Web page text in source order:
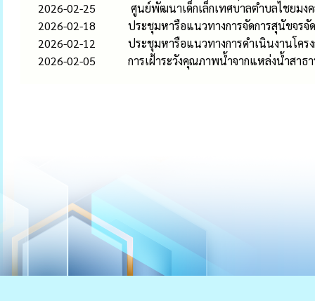
2026-02-25
ศูนย์พัฒนาเด็กเล็กเทศบาลตำบลไชยมง
2026-02-18
ประชุมหารือแนวทางการจัดการสุนัขจรจั
2026-02-12
ประชุมหารือแนวทางการดำเนินงานโค
2026-02-05
การเฝ้าระวังคุณภาพน้ำจากแหล่งน้ำสา